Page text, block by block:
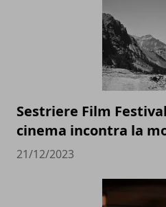
Sestriere Film
cinema incontra la
21/12/2023